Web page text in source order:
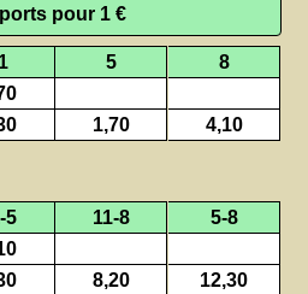
pour 1 €
5
8
1,70 4,10
5 11-8
5-8
8,20 12,30